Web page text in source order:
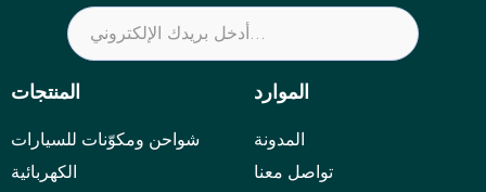
المنتجات
شواحن ومكوّنات للسيارات
الكهربائية
الموارد
المدونة
تواصل معنا